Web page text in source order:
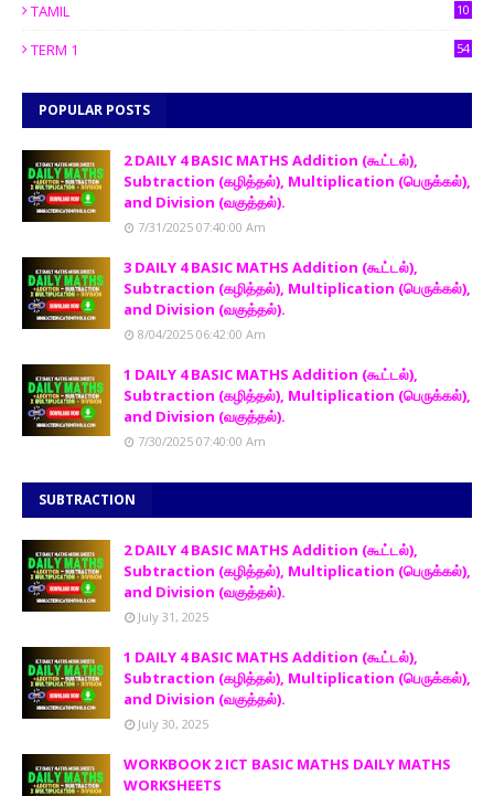
TAMIL 10
TERM 1 54
POPULAR POSTS
2 DAILY 4 BASIC MATHS Addition (கூட்டல்),
Subtraction (கழித்தல்), Multiplication (பெருக்கல்),
and Division (வகுத்தல்).
7/31/2025 07:40:00 Am
3 DAILY 4 BASIC MATHS Addition (கூட்டல்),
Subtraction (கழித்தல்), Multiplication (பெருக்கல்),
and Division (வகுத்தல்).
8/04/2025 06:42:00 Am
1 DAILY 4 BASIC MATHS Addition (கூட்டல்),
Subtraction (கழித்தல்), Multiplication (பெருக்கல்),
and Division (வகுத்தல்).
7/30/2025 07:40:00 Am
SUBTRACTION
2 DAILY 4 BASIC MATHS Addition (கூட்டல்),
Subtraction (கழித்தல்), Multiplication (பெருக்கல்),
and Division (வகுத்தல்).
July 31, 2025
1 DAILY 4 BASIC MATHS Addition (கூட்டல்),
Subtraction (கழித்தல்), Multiplication (பெருக்கல்),
and Division (வகுத்தல்).
July 30, 2025
WORKBOOK 2 ICT BASIC MATHS DAILY MATHS
WORKSHEETS